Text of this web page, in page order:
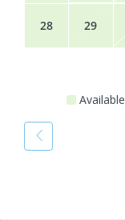
28 29
Available